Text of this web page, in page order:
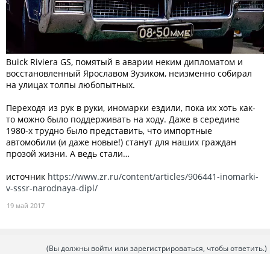
Buick Riviera GS, помятый в аварии неким дипломатом и
восстановленный Ярославом Зузиком, неизменно собирал
на улицах толпы любопытных.
Переходя из рук в руки, иномарки ездили, пока их хоть как-
то можно было поддерживать на ходу. Даже в середине
1980-х трудно было представить, что импортные
автомобили (и даже новые!) станут для наших граждан
прозой жизни. А ведь стали…
источник https://www.zr.ru/content/articles/906441-inomarki-
v-sssr-narodnaya-dipl/
19 май 2017
(Вы должны войти или зарегистрироваться, чтобы ответить.)